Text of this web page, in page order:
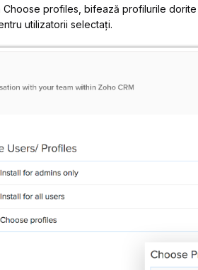
Choose profiles , bifează profilurile
utilizatorii selectați.